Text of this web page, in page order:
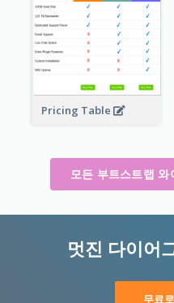
Pricing Table
모든 부트스트랩
멋진 다이어
무료